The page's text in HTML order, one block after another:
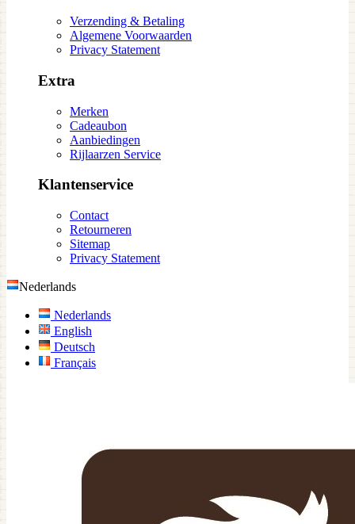
Verzending & Betaling
Algemene Voorwaarden
Privacy Statement
Extra
Merken
Cadeaubon
Aanbiedingen
Rijlaarzen Service
Klantenservice
Contact
Retourneren
Sitemap
Privacy Statement
Nederlands
Nederlands
English
Deutsch
Français